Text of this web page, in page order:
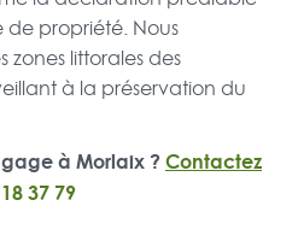
de propriété. Nous
zones littorales des
à la préservation du
à Morlaix ? Contactez
37 79